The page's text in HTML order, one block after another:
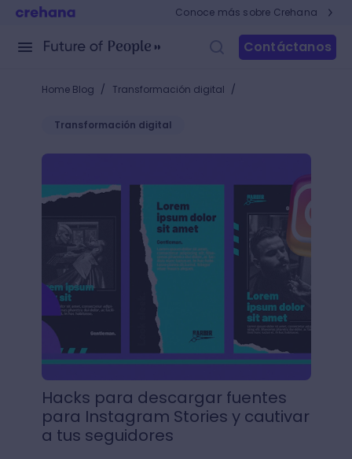
Conoce más sobre Crehana
Contáctanos
Home Blog / Transformación digital /
Transformación digital
Hacks para descargar fuentes para Instagram
Hacks para descargar fuentes
para Instagram Stories y cautivar
a tus seguidores